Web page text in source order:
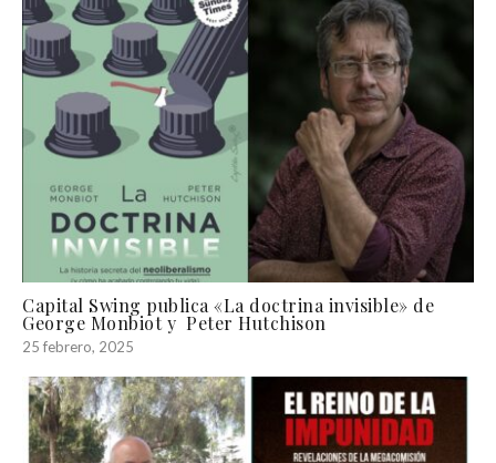
Capital Swing publica «La doctrina invisible» de
George Monbiot y Peter Hutchison
25 febrero, 2025